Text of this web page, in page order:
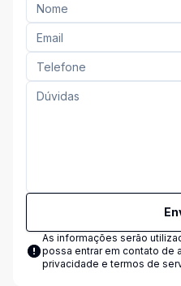
As informações serão
possa entrar em contato de
privacidade e termos de